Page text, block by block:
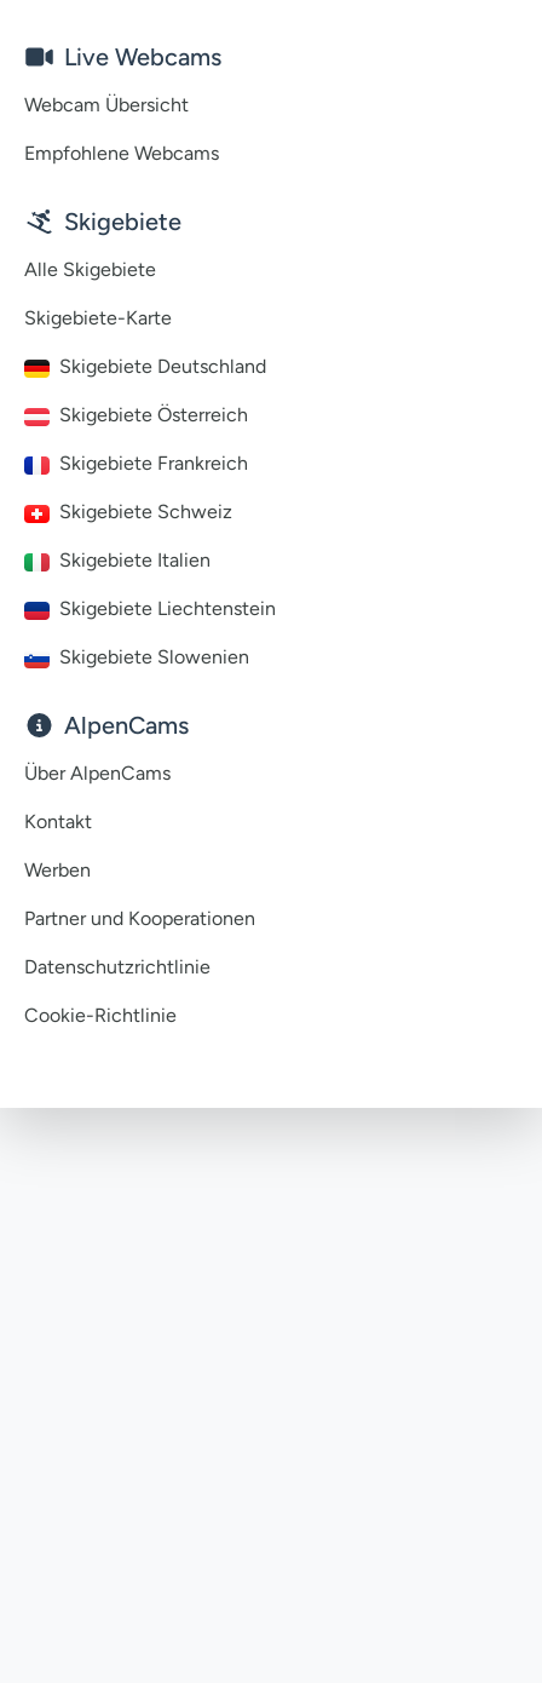
Live Webcams
Webcam Übersicht
Empfohlene Webcams
Skigebiete
Alle Skigebiete
Skigebiete-Karte
Skigebiete Deutschland
Skigebiete Österreich
Skigebiete Frankreich
Skigebiete Schweiz
Skigebiete Italien
Skigebiete Liechtenstein
Skigebiete Slowenien
AlpenCams
Über AlpenCams
Kontakt
Werben
Partner und Kooperationen
Datenschutzrichtlinie
Cookie-Richtlinie